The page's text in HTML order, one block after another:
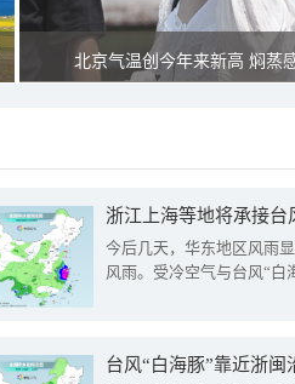
北京气温创今年来新高 焖蒸
浙江上海等地将承接台
今后几天，华东地区风雨
风雨。受冷空气与台风“白
台风“白海豚”靠近浙